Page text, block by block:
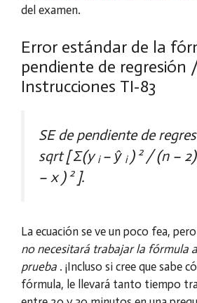
del examen.
Error estándar de la
pendiente de regresión
Instrucciones TI-83
SE de pendiente de
sqrt [ Σ(yi – ŷ i ) 2 / (n –
– x ) 2 ].
La ecuación se ve un poco fea,
no necesitará trabajar la fórmula
prueba . ¡Incluso si cree que sabe
fórmula, le llevará tanto tiempo